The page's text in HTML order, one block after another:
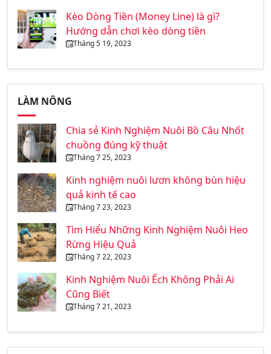
Kèo Dòng Tiền (Money Line) là gì?
Hướng dẫn chơi kèo dòng tiền
Tháng 5 19, 2023
LÀM NÔNG
Chia sẻ Kinh Nghiệm Nuôi Bồ Câu Nhốt
chuồng đúng kỹ thuật
Tháng 7 25, 2023
Kinh nghiệm nuôi lươn không bùn hiệu
quả kinh tế cao
Tháng 7 23, 2023
Tìm Hiểu Những Kinh Nghiệm Nuôi Heo
Rừng Hiệu Quả
Tháng 7 22, 2023
Kinh Nghiệm Nuôi Ếch Không Phải Ai
Cũng Biết
Tháng 7 21, 2023